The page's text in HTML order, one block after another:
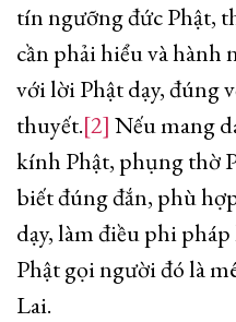
tín ngưỡng đức Phật,
cần phải hiểu và hành
với lời Phật dạy, đúng
thuyết.[2] Nếu mang
kính Phật, phụng thờ
biết đúng đắn, phù
dạy, làm điều phi
Phật gọi người đó là
Lai.